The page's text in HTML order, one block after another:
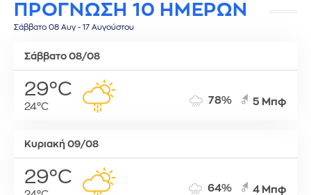
ΠΡΟΓΝΩΣΗ 10 ΗΜΕΡΩΝ
Σάββατο 08 Αυγ - 17 Αυγούστου
Σάββατο 08/08
29°C
24°C
78% 5 Μπφ
Κυριακή 09/08
29°C
64% 4 Μπφ